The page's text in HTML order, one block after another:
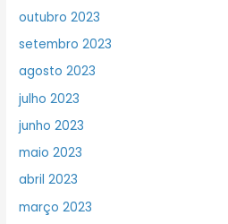
outubro 2023
setembro 2023
agosto 2023
julho 2023
junho 2023
maio 2023
abril 2023
março 2023